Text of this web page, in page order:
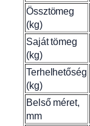
Össztömeg
(kg)
Saját tömeg
(kg)
Terhelhetőség
(kg)
Belső méret,
mm